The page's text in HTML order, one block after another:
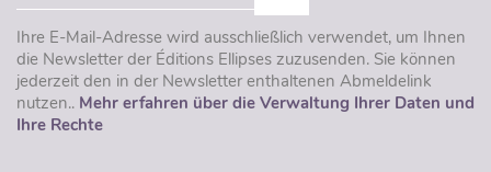
Ihre E-Mail-Adresse wird ausschließlich verwendet, um Ihnen
die Newsletter der Éditions Ellipses zuzusenden. Sie können
jederzeit den in der Newsletter enthaltenen Abmeldelink
nutzen.. Mehr erfahren über die Verwaltung Ihrer Daten und
Ihre Rechte